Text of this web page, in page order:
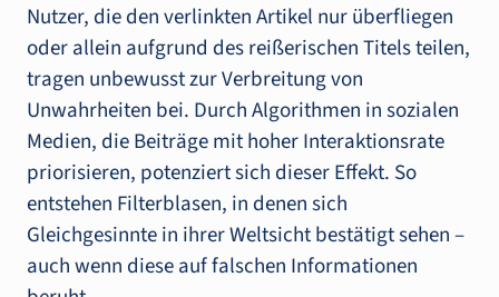
Nutzer, die den verlinkten Artikel nur überfliegen
oder allein aufgrund des reißerischen Titels teilen,
tragen unbewusst zur Verbreitung von
Unwahrheiten bei. Durch Algorithmen in sozialen
Medien, die Beiträge mit hoher Interaktionsrate
priorisieren, potenziert sich dieser Effekt. So
entstehen Filterblasen, in denen sich
Gleichgesinnte in ihrer Weltsicht bestätigt sehen –
auch wenn diese auf falschen Informationen